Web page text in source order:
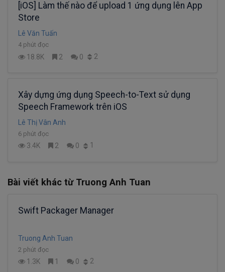
[iOS] Làm thế nào để upload 1 ứng dụng lên App
Store
Lê Văn Tuấn
4 phút đọc
18.8K 2 0 2
Xây dựng ứng dụng Speech-to-Text sử dụng
Speech Framework trên iOS
Lê Thị Vân Anh
6 phút đọc
3.4K 2 0 1
Bài viết khác từ Truong Anh Tuan
Swift Packager Manager
Truong Anh Tuan
2 phút đọc
1.3K 1 0 2